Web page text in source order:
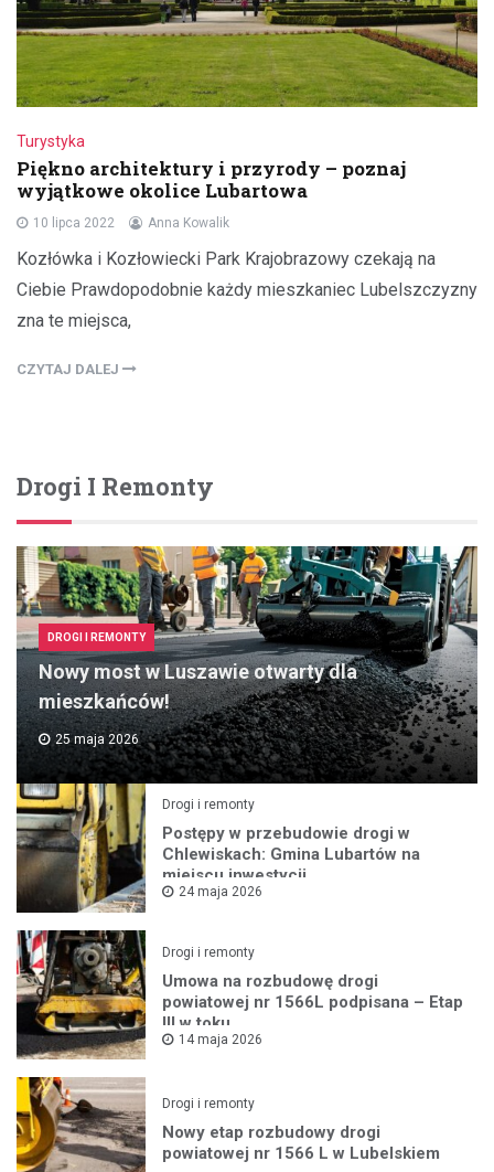
Turystyka
Piękno architektury i przyrody – poznaj
wyjątkowe okolice Lubartowa
10 lipca 2022 Anna Kowalik
Kozłówka i Kozłowiecki Park Krajobrazowy czekają na
Ciebie Prawdopodobnie każdy mieszkaniec Lubelszczyzny
zna te miejsca,
CZYTAJ DALEJ
Drogi I Remonty
DROGI I REMONTY
Nowy most w Luszawie otwarty dla
mieszkańców!
25 maja 2026
Drogi i remonty
Postępy w przebudowie drogi w
Chlewiskach: Gmina Lubartów na
miejscu inwestycji
24 maja 2026
Drogi i remonty
Umowa na rozbudowę drogi
powiatowej nr 1566L podpisana – Etap
III w toku
14 maja 2026
Drogi i remonty
Nowy etap rozbudowy drogi
powiatowej nr 1566 L w Lubelskiem